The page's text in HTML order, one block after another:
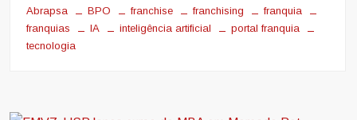
Abrapsa BPO franchise franchising
franquia
franquias
IA inteligência artificial
portal franquia
tecnologia